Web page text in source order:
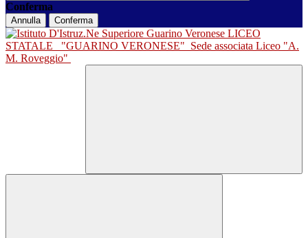
Conferma
Annulla Conferma
LICEO
STATALE
"GUARINO VERONESE" Sede associata Liceo "A.
M. Roveggio"